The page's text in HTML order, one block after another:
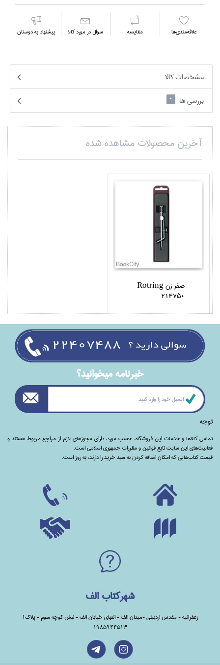
علاقه‌مندي‌ها مقايسه سوال در مورد كالا پیشنهاد به دوستان
مشخصات کالا
بررسی ها
0
آخرین محصولات مشاهده شده
صفر زن Rotring
214750
خبرنامه ميخوانيد؟
توجه
تمامی‌ کالاها و خدمات این فروشگاه، حسب مورد،‌ دارای مجوزهای لازم از مراجع مربوط هستند ‌و‌‌
فعالیت‌های این سایت تابع قوانین و مقررات جمهوری اسلامی است.
قیمت کتاب‌هایی که امکان اضافه کردن به سبد خرید را دارند،‌ به روز است.
شهرکتاب الف
زعفرانیه - مقدس اردبیلی -میدان الف - انتهای خیابان الف - نبش کوچه سوم - پلاک1
1985944513